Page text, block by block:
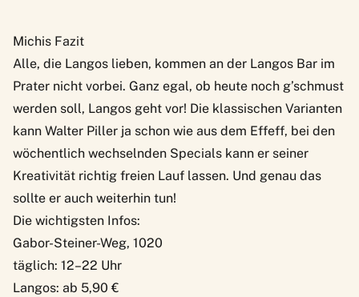
Michis Fazit
Alle, die Langos lieben, kommen an der Langos Bar im
Prater nicht vorbei. Ganz egal, ob heute noch g’schmust
werden soll, Langos geht vor! Die klassischen Varianten
kann Walter Piller ja schon wie aus dem Effeff, bei den
wöchentlich wechselnden Specials kann er seiner
Kreativität richtig freien Lauf lassen. Und genau das
sollte er auch weiterhin tun!
Die wichtigsten Infos:
Gabor-Steiner-Weg, 1020
täglich: 12–22 Uhr
Langos: ab 5,90 €